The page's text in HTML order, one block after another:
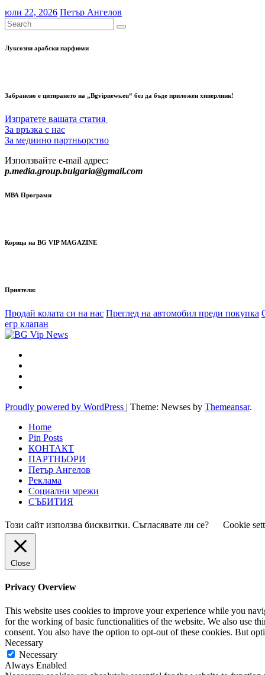
юли 22, 2026 Петър Ангелов
Луксозни арабски парфюми
Забранено е цитирането на „Bgvipnews.eu“ без да бъде приложен хиперлинк!
Изпратете вашата статия
За връзка с нас
За медиино партньорство
Използвайте e-mail адрес:
p.media.group.bulgaria@gmail.com
МВА Програми
Корица на BG VIP MAGAZINE
Приятели:
Продай колата си на нас Преглед на автомобил преди покупка
егр клапан
Proudly powered by WordPress | Theme: Newses by Themeansar.
Home
Pin Posts
КОНТАКТ
ПАРТНЬОРИ
Петър Ангелов
Реклама
Социални мрежи
СЪБИТИЯ
Този сайт използва бисквитки. Съгласявате ли се? Cookie
Close
Privacy Overview
This website uses cookies to improve your experience while you
for the working of basic functionalities of the website. We also use
consent. You also have the option to opt-out of these cookies. But
Necessary
Necessary
Always Enabled